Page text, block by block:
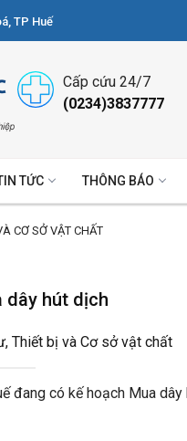
TP Huế
Cấp cứu 24/7
(0234)3837777
TỨC THÔNG BÁO
CƠ SỞ VẬT CHẤT
dây hút dịch
Thiết bị và Cơ sở vật chất
đang có kế hoạch Mua